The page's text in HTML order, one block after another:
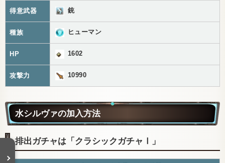
得意武器 銃
種族 ヒューマン
HP 1602
攻撃力 10990
水シルヴァの加入方法
排出ガチャは「クラシックガチャⅠ」